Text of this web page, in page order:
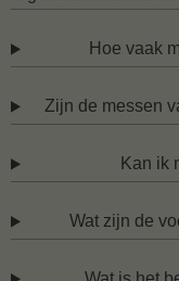
Hoe vaak
Zijn de messen
Kan ik
Wat zijn de